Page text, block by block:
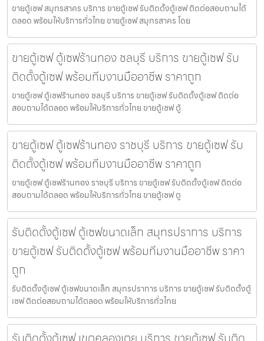
ขายตู้เซฟ สมุทรสาคร บริการ ขายตู้เซฟ รับติดตั้งตู้เซฟ ติดต่อสอบถามได้
ตลอด พร้อมให้บริการทั่วไทย ขายตู้เซฟ สมุทรสาคร โดย
ขายตู้เซฟ ตู้เซฟร้านทอง ชลบุรี บริการ ขายตู้เซฟ รับ
ติดตั้งตู้เซฟ พร้อมทีมงานมืออาชีพ ราคาถูก
ขายตู้เซฟ ตู้เซฟร้านทอง ชลบุรี บริการ ขายตู้เซฟ รับติดตั้งตู้เซฟ ติดต่อ
สอบถามได้ตลอด พร้อมให้บริการทั่วไทย ขายตู้เซฟ ตู้
ขายตู้เซฟ ตู้เซฟร้านทอง ราชบุรี บริการ ขายตู้เซฟ รับ
ติดตั้งตู้เซฟ พร้อมทีมงานมืออาชีพ ราคาถูก
ขายตู้เซฟ ตู้เซฟร้านทอง ราชบุรี บริการ ขายตู้เซฟ รับติดตั้งตู้เซฟ ติดต่อ
สอบถามได้ตลอด พร้อมให้บริการทั่วไทย ขายตู้เซฟ ตู
รับติดตั้งตู้เซฟ ตู้เซฟขนาดเล็ก สมุทรปราการ บริการ
ขายตู้เซฟ รับติดตั้งตู้เซฟ พร้อมทีมงานมืออาชีพ ราคา
ถูก
รับติดตั้งตู้เซฟ ตู้เซฟขนาดเล็ก สมุทรปราการ บริการ ขายตู้เซฟ รับติดตั้งตู้
เซฟ ติดต่อสอบถามได้ตลอด พร้อมให้บริการทั่วไทย